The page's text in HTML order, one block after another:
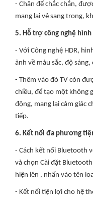
- Chân đế chắc chắn,
mang lại vẻ sang trọng,
5. Hỗ trợ công nghệ hình
- Với Công nghệ HDR,
ảnh về màu sắc, độ
- Thêm vào đó TV còn
chiều, để tạo một không
động, mang lại cảm giác
tiếp.
6. Kết nối đa phương
- Cách kết nối Bluetooth
và chọn Cài đặt
hiện lên , nhấn vào tên
- Kết nối tiện lợi cho hệ